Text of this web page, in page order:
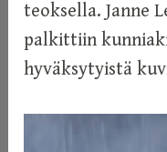
teoksella. Janne
palkittiin
hyväksytyistä